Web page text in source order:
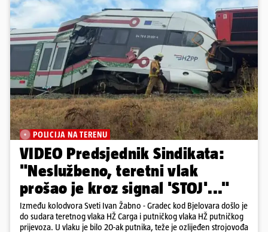
POLICIJA NA TERENU
VIDEO Predsjednik Sindikata:
"Neslužbeno, teretni vlak
prošao je kroz signal 'STOJ'..."
Između kolodvora Sveti Ivan Žabno - Gradec kod Bjelovara došlo je
do sudara teretnog vlaka HŽ Carga i putničkog vlaka HŽ putničkog
prijevoza. U vlaku je bilo 20-ak putnika, teže je ozlijeđen strojovođa